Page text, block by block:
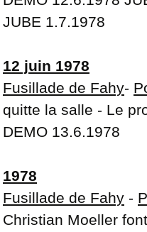
JUBE 1.7.1978
12 juin 1978
Fusillade de Fahy-
quitte la salle - Le
DEMO 13.6.1978
1978
Fusillade de Fahy -
Christian Moeller